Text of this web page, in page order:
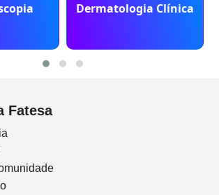
Dermatologia Clínica
Fatesa